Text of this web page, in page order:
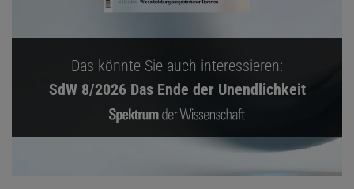
Das könnte Sie auch interessieren:
SdW 8/2026 Das Ende der Unendlichkeit